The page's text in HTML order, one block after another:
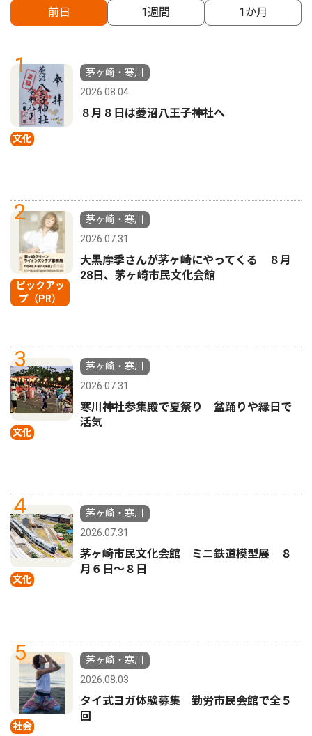
前日 1週間 1か月
1
文化
茅ヶ崎・寒川
2026.08.04
８月８日は菱沼八王子神社へ
2
ピックアッ
プ（PR）
茅ヶ崎・寒川
2026.07.31
大黒摩季さんが茅ヶ崎にやってくる ８月
28日、茅ヶ崎市民文化会館
3
文化
茅ヶ崎・寒川
2026.07.31
寒川神社参集殿で夏祭り 盆踊りや縁日で
活気
4
文化
茅ヶ崎・寒川
2026.07.31
茅ヶ崎市民文化会館 ミニ鉄道模型展 ８
月６日〜８日
5
社会
茅ヶ崎・寒川
2026.08.03
タイ式ヨガ体験募集 勤労市民会館で全５
回